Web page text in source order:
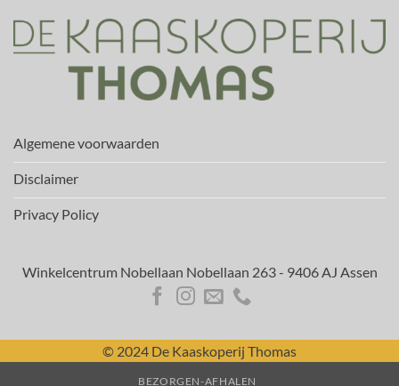
Algemene voorwaarden
Disclaimer
Privacy Policy
Winkelcentrum Nobellaan Nobellaan 263 - 9406 AJ Assen
© 2024 De Kaaskoperij Thomas
BEZORGEN-AFHALEN